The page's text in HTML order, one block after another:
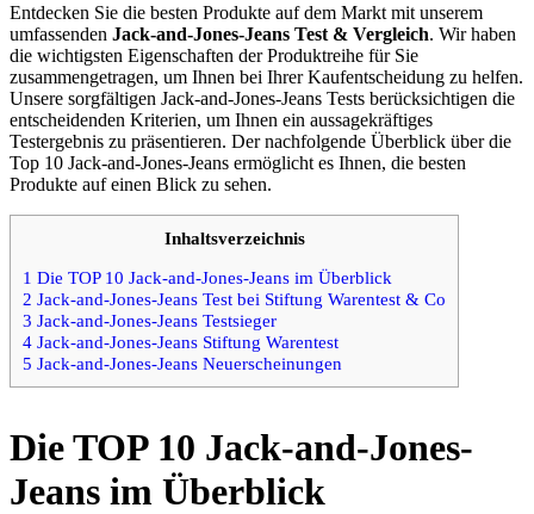
Entdecken Sie die besten Produkte auf dem Markt mit unserem
umfassenden Jack-and-Jones-Jeans Test & Vergleich. Wir haben
die wichtigsten Eigenschaften der Produktreihe für Sie
zusammengetragen, um Ihnen bei Ihrer Kaufentscheidung zu helfen.
Unsere sorgfältigen Jack-and-Jones-Jeans Tests berücksichtigen die
entscheidenden Kriterien, um Ihnen ein aussagekräftiges
Testergebnis zu präsentieren. Der nachfolgende Überblick über die
Top 10 Jack-and-Jones-Jeans ermöglicht es Ihnen, die besten
Produkte auf einen Blick zu sehen.
Inhaltsverzeichnis
1 Die TOP 10 Jack-and-Jones-Jeans im Überblick
2 Jack-and-Jones-Jeans Test bei Stiftung Warentest & Co
3 Jack-and-Jones-Jeans Testsieger
4 Jack-and-Jones-Jeans Stiftung Warentest
5 Jack-and-Jones-Jeans Neuerscheinungen
Die TOP 10 Jack-and-Jones-
Jeans im Überblick